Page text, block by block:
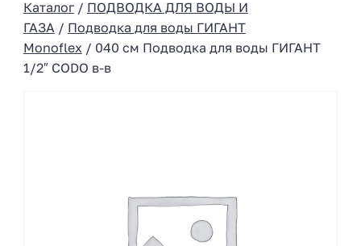
Каталог/ ПОДВОДКА ДЛЯ ВОДЫ И
ГАЗА / Подводка для воды ГИГАНТ
Monoflex / 040 см Подводка для воды ГИГАНТ
1/2″ CODO в-в